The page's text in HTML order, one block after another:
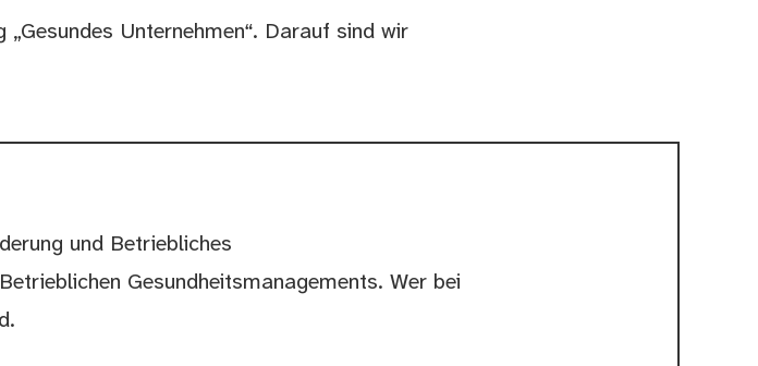
Unternehmen“. Darauf sind wir
und Betriebliches
Gesundheitsmanagements. Wer bei